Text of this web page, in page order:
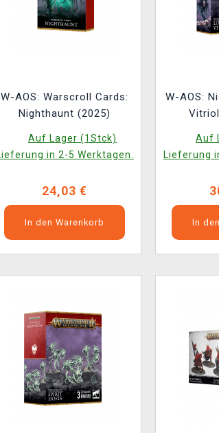
W-AOS: Warscroll Cards:
Nighthaunt (2025)
Auf Lager (1Stck)
in 2-5 Werktagen.
24,03 €
In den Warenkorb
W-AOS:
Auf
Lieferung
In